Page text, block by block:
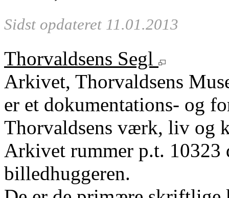
Sidst opdateret 11.01.2013
Thorvaldsens Segl
Arkivet, Thorvaldsens
er et dokumentations- og
Thorvaldsens værk, liv og
Arkivet rummer p.t.
billedhuggeren.